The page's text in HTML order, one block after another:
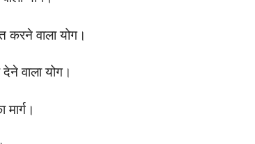
करने वाला योग।
वाला योग।